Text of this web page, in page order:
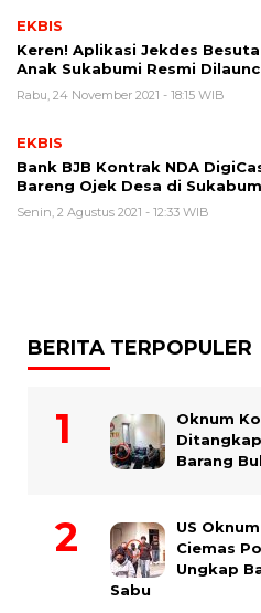
EKBIS
Keren! Aplikasi Jekdes
Anak Sukabumi Resmi
Rabu, 24 November 2021 - 18:15 WIB
EKBIS
Bank BJB Kontrak NDA
Bareng Ojek Desa di
Senin, 2 Agustus 2021 - 12:33 WIB
BERITA TERPOPULER
Oknum
Barang
US
Ciemas
Ungkap
Sabu